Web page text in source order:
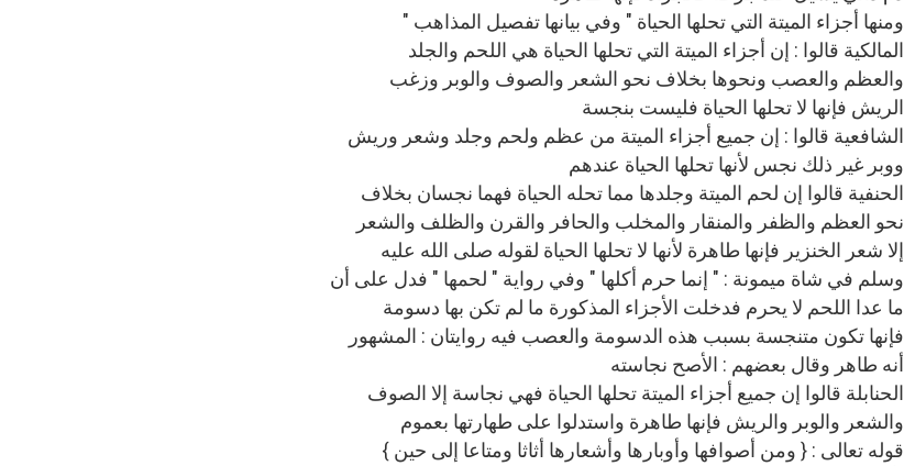
ومنها أجزاء الميتة التي تحلها الحياة " وفي بيانها تفصيل المذاهب "
المالكية قالوا : إن أجزاء الميتة التي تحلها الحياة هي اللحم والجلد
والعظم والعصب ونحوها بخلاف نحو الشعر والصوف والوبر وزغب
الريش فإنها لا تحلها الحياة فليست بنجسة
الشافعية قالوا : إن جميع أجزاء الميتة من عظم ولحم وجلد وشعر وريش
ووبر غير ذلك نجس لأنها تحلها الحياة عندهم
الحنفية قالوا إن لحم الميتة وجلدها مما تحله الحياة فهما نجسان بخلاف
نحو العظم والظفر والمنقار والمخلب والحافر والقرن والظلف والشعر
إلا شعر الخنزير فإنها طاهرة لأنها لا تحلها الحياة لقوله صلى الله عليه
وسلم في شاة ميمونة : " إنما حرم أكلها " وفي رواية " لحمها " فدل على أن
ما عدا اللحم لا يحرم فدخلت الأجزاء المذكورة ما لم تكن بها دسومة
فإنها تكون متنجسة بسبب هذه الدسومة والعصب فيه روايتان : المشهور
أنه طاهر وقال بعضهم : الأصح نجاسته
الحنابلة قالوا إن جميع أجزاء الميتة تحلها الحياة فهي نجاسة إلا الصوف
والشعر والوبر والريش فإنها طاهرة واستدلوا على طهارتها بعموم
قوله تعالى : { ومن أصوافها وأوبارها وأشعارها أثاثا ومتاعا إلى حين }